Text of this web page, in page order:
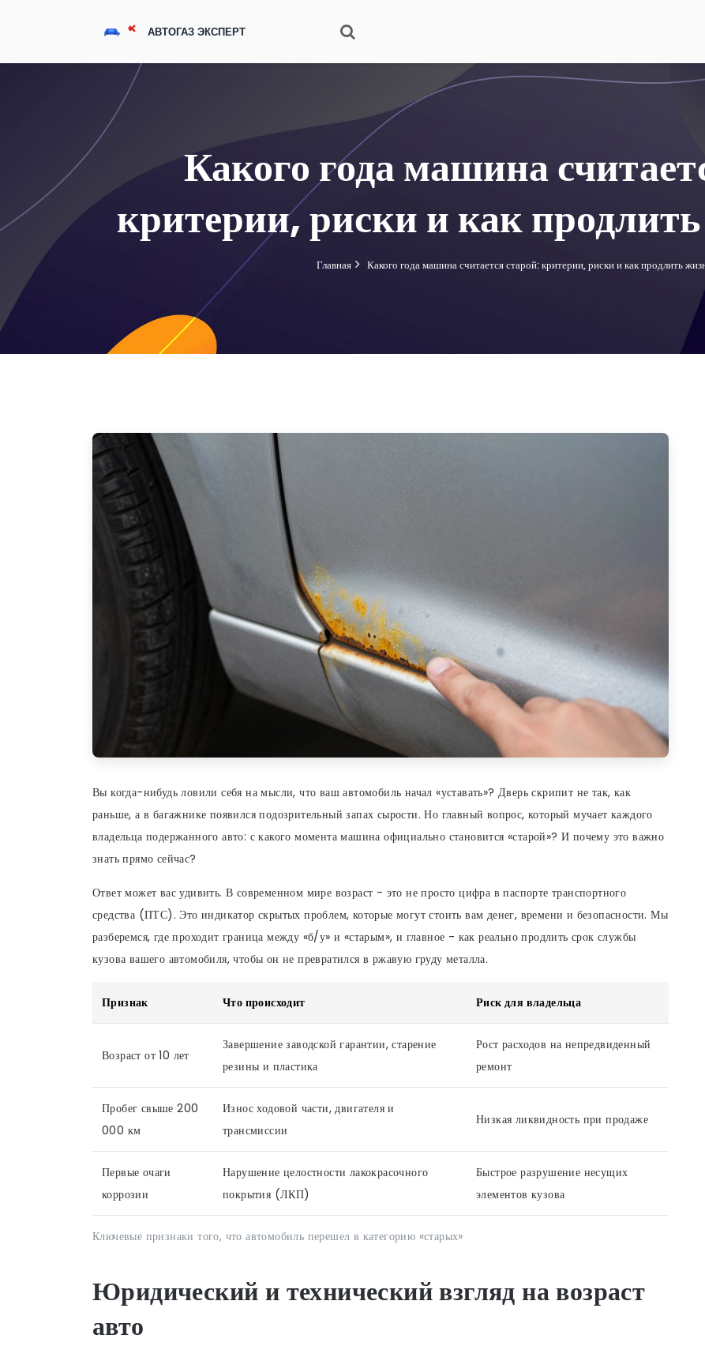
Какого года машина
критерии, риски и как
Главная Какого года машина считается старой: критерии, риски и как продлить
Вы когда-нибудь ловили себя на мысли, что ваш автомобиль начал «уставать»? Дверь скрипит не так, как
раньше, а в багажнике появился подозрительный запах сырости. Но главный вопрос, который мучает каждого
владельца подержанного авто: с какого момента машина официально становится «старой»? И почему это важно
знать прямо сейчас?
Ответ может вас удивить. В современном мире возраст - это не просто цифра в паспорте транспортного
средства (ПТС). Это индикатор скрытых проблем, которые могут стоить вам денег, времени и безопасности. Мы
разберемся, где проходит граница между «б/у» и «старым», и главное - как реально продлить срок службы
кузова вашего автомобиля, чтобы он не превратился в ржавую груду металла.
Ключевые признаки того, что автомобиль перешел в категорию «старых»
Признак Что происходит Риск для владельца
Возраст от 10 лет
Завершение заводской гарантии, старение
резины и пластика
Рост расходов на непредвиденный
ремонт
Пробег свыше 200
000 км
Износ ходовой части, двигателя и
трансмиссии
Низкая ликвидность при продаже
Первые очаги
коррозии
Нарушение целостности лакокрасочного
покрытия (ЛКП)
Быстрое разрушение несущих
элементов кузова
Юридический и технический взгляд на возраст
авто